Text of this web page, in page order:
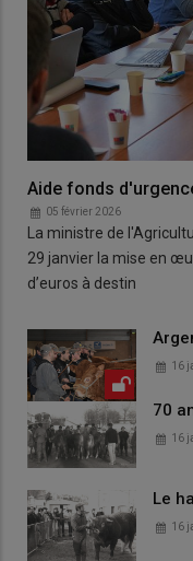
Aide fonds
05 février 2026
La ministre de
29 janvier la mise en
d’euros à destin
16
70
16
Le
16